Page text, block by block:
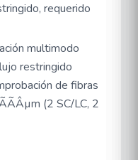
requerido
multimodo
restringido
de fibras
(2 SC/LC, 2